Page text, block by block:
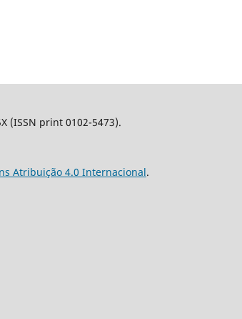
(ISSN print 0102-5473).
Atribuição 4.0 Internacional.